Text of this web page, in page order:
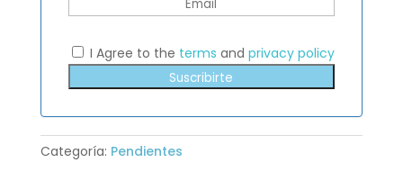
I Agree to the terms and privacy policy
Suscribirte
Categoría: Pendientes